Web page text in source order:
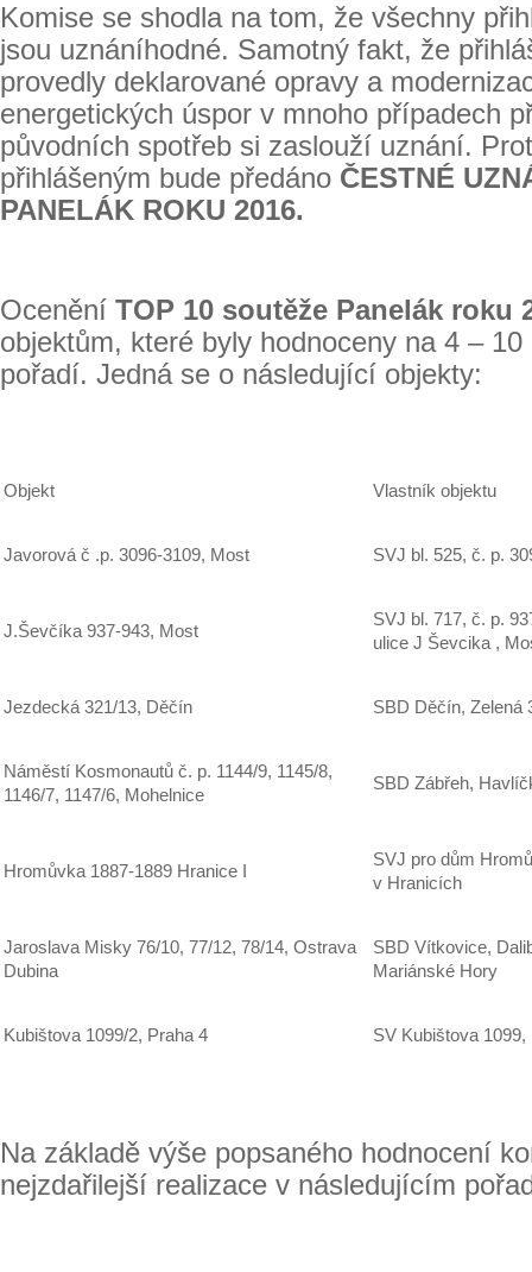
Komise se shodla na tom, že všechny
jsou uznáníhodné. Samotný fakt, že
provedly deklarované opravy a
energetických úspor v mnoho případech
původních spotřeb si zaslouží uznání.
přihlášeným bude předáno ČESTNÉ
PANELÁK ROKU 2016.
Ocenění TOP 10 soutěže Panelák roku
objektům, které byly hodnoceny na 4 –
pořadí. Jedná se o následující objekty:
Objekt Vlastník objektu
Javorová č .p. 3096-3109, Most SVJ bl. 525, č. p.
J.Ševčíka 937-943, Most
SVJ bl. 717, č. p.
ulice J Ševcika ,
Jezdecká 321/13, Děčín SBD Děčín, Zelená
Náměstí Kosmonautů č. p. 1144/9, 1145/8,
1146/7, 1147/6, Mohelnice
SBD Zábřeh,
Hromůvka 1887-1889 Hranice I
SVJ pro dům
v Hranicích
Jaroslava Misky 76/10, 77/12, 78/14, Ostrava
Dubina
SBD Vítkovice,
Mariánské Hory
Kubištova 1099/2, Praha 4 SV Kubištova 1099,
Na základě výše popsaného hodnocení
nejzdařilejší realizace v následujícím